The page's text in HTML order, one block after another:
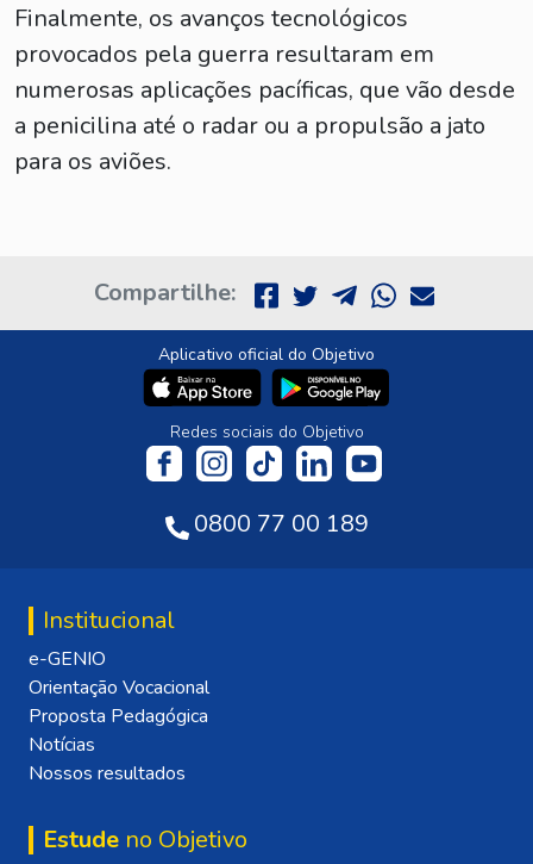
Finalmente, os avanços tecnológicos
provocados pela guerra resultaram em
numerosas aplicações pacíficas, que vão desde
a penicilina até o radar ou a propulsão a jato
para os aviões.
Compartilhe:
Aplicativo oficial do Objetivo
Redes sociais do Objetivo
0800 77 00 189
Institucional
e-GENIO
Orientação Vocacional
Proposta Pedagógica
Notícias
Nossos resultados
Estude no Objetivo